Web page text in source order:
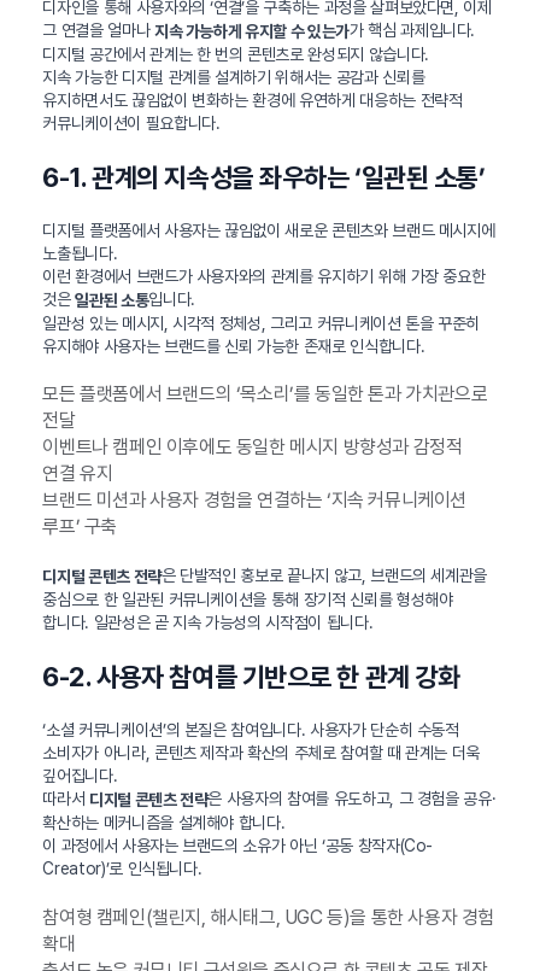
디자인을 통해 사용자와의 ‘연결’을 구축하는 과정을 살펴보았다면, 이제
그 연결을 얼마나지속 가능하게 유지할 수 있는가가 핵심 과제입니다.
디지털 공간에서 관계는 한 번의 콘텐츠로 완성되지 않습니다.
지속 가능한 디지털 관계를 설계하기 위해서는 공감과 신뢰를
유지하면서도 끊임없이 변화하는 환경에 유연하게 대응하는 전략적
커뮤니케이션이 필요합니다.
6-1. 관계의 지속성을 좌우하는 ‘일관된 소통’
디지털 플랫폼에서 사용자는 끊임없이 새로운 콘텐츠와 브랜드 메시지에
노출됩니다.
이런 환경에서 브랜드가 사용자와의 관계를 유지하기 위해 가장 중요한
것은일관된 소통입니다.
일관성 있는 메시지, 시각적 정체성, 그리고 커뮤니케이션 톤을 꾸준히
유지해야 사용자는 브랜드를 신뢰 가능한 존재로 인식합니다.
모든 플랫폼에서 브랜드의 ‘목소리’를 동일한 톤과 가치관으로
전달
이벤트나 캠페인 이후에도 동일한 메시지 방향성과 감정적
연결 유지
브랜드 미션과 사용자 경험을 연결하는 ‘지속 커뮤니케이션
루프’ 구축
디지털 콘텐츠 전략은 단발적인 홍보로 끝나지 않고, 브랜드의 세계관을
중심으로 한 일관된 커뮤니케이션을 통해 장기적 신뢰를 형성해야
합니다. 일관성은 곧 지속 가능성의 시작점이 됩니다.
6-2. 사용자 참여를 기반으로 한 관계 강화
‘소셜 커뮤니케이션’의 본질은 참여입니다. 사용자가 단순히 수동적
소비자가 아니라, 콘텐츠 제작과 확산의 주체로 참여할 때 관계는 더욱
깊어집니다.
따라서 디지털 콘텐츠 전략은 사용자의 참여를 유도하고, 그 경험을 공유·
확산하는 메커니즘을 설계해야 합니다.
이 과정에서 사용자는 브랜드의 소유가 아닌 ‘공동 창작자(Co-
Creator)’로 인식됩니다.
참여형 캠페인(챌린지, 해시태그, UGC 등)을 통한 사용자 경험
확대